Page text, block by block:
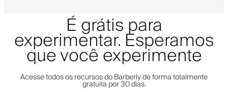
É grátis para
experimentar. Esperamos
que você experimente
Acesse todos os recursos do Barberly de forma totalmente
gratuita por 30 dias.